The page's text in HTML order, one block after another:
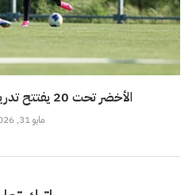
الأخضر تحت 20 يفتتح تدريباته في معسكر تركيا
مايو 31, 2026